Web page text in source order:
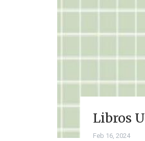
Libros
Feb 16, 2024